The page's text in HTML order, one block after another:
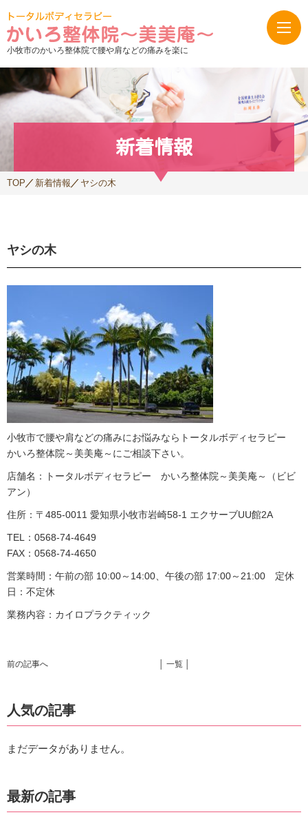
小牧市のかいろ整体院で腰や肩などの痛みを楽に
新着情報
TOP 新着情報 ヤシの木
ヤシの木
小牧市で腰や肩などの痛みにお悩みならトータルボディセラピー
かいろ整体院～美美庵～にご相談下さい。
店舗名：トータルボディセラピー かいろ整体院～美美庵～（ビビ
アン）
住所：〒485-0011 愛知県小牧市岩崎58-1 エクサーブUU館2A
TEL：0568-74-4649
FAX：0568-74-4650
営業時間：午前の部 10:00～14:00、午後の部 17:00～21:00 定休
日：不定休
業務内容：カイロプラクティック
前の記事へ │ 一覧 │
人気の記事
まだデータがありません。
最新の記事